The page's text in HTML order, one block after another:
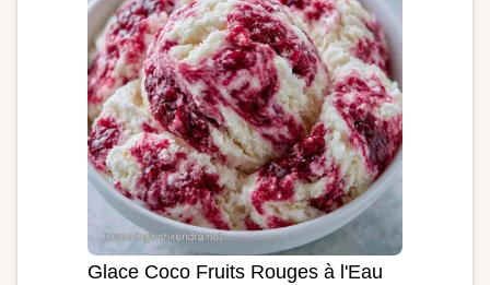
Glace Coco Fruits Rouges à l'Eau